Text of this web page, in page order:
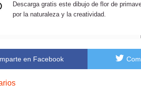
Descarga gratis este dibujo de flor de
por la naturaleza y la creatividad.
en Facebook